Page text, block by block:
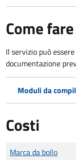
Come fare
Il servizio può
documentazione
Moduli da
Costi
Tipo di pagamento
Importo
Marca da bollo